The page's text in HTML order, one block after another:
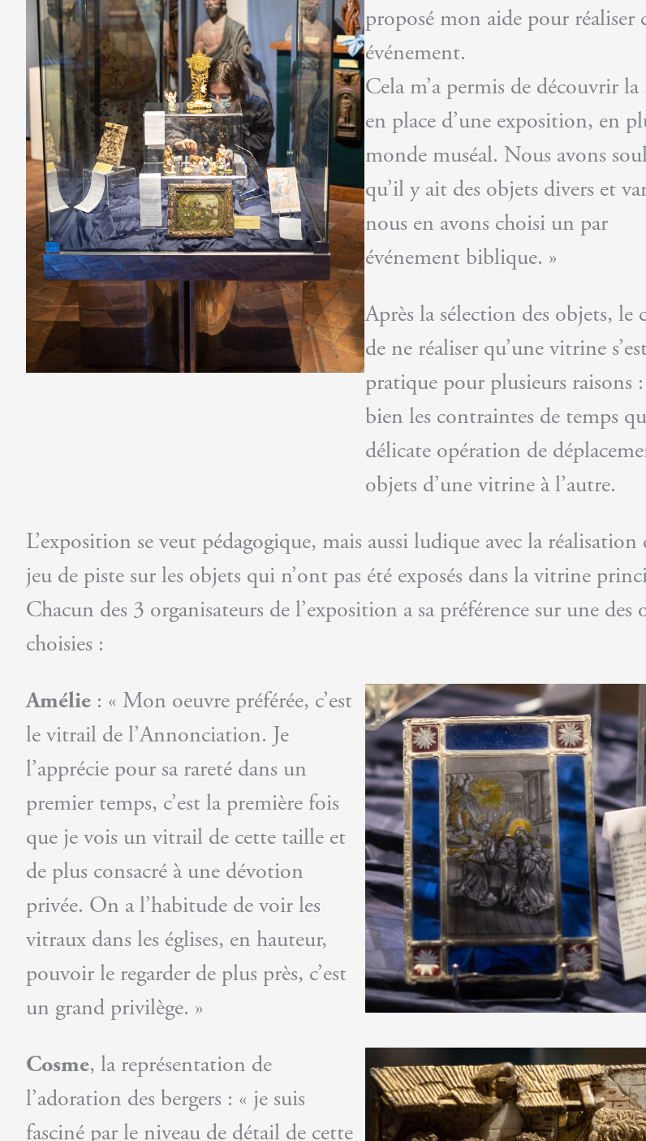
proposé mon aide pour réaliser
événement.
Cela m’a permis de découvrir la
en place d’une exposition, en
monde muséal. Nous avons
qu’il y ait des objets divers et
nous en avons choisi un par
événement biblique. »
Après la sélection des objets, le
de ne réaliser qu’une vitrine
pratique pour plusieurs raisons :
bien les contraintes de temps
délicate opération de
objets d’une vitrine à l’autre.
L’exposition se veut pédagogique, mais aussi ludique avec la réalisation
jeu de piste sur les objets qui n’ont pas été exposés dans la vitrine
Chacun des 3 organisateurs de l’exposition a sa préférence sur une des
choisies :
Amélie : « Mon oeuvre préférée, c’est
le vitrail de l’Annonciation. Je
l’apprécie pour sa rareté dans un
premier temps, c’est la première fois
que je vois un vitrail de cette taille et
de plus consacré à une dévotion
privée. On a l’habitude de voir les
vitraux dans les églises, en hauteur,
pouvoir le regarder de plus près, c’est
un grand privilège. »
Cosme, la représentation de
l’adoration des bergers : « je suis
fasciné par le niveau de détail de cette